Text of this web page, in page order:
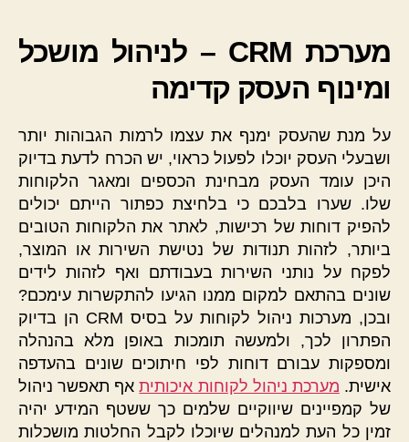
מערכת CRM – לניהול מושכל
ומינוף העסק קדימה
על מנת שהעסק ימנף את עצמו לרמות הגבוהות יותר
ושבעלי העסק יוכלו לפעול כראוי, יש הכרח לדעת בדיוק
היכן עומד העסק מבחינת הכספים ומאגר הלקוחות
שלו. שערו בלבכם כי בלחיצת כפתור הייתם יכולים
להפיק דוחות של רכישות, לאתר את הלקוחות הטובים
ביותר, לזהות תנודות של נטישת השירות או המוצר,
לפקח על נותני השירות בעבודתם ואף לזהות לידים
שונים בהתאם למקום ממנו הגיעו להתקשרות עימכם?
ובכן, מערכות ניהול לקוחות על בסיס CRM הן בדיוק
הפתרון לכך, ולמעשה תומכות באופן מלא בהנהלה
ומספקות עבורם דוחות לפי חיתוכים שונים בהעדפה
אישית. מערכת ניהול לקוחות איכותיתאף תאפשר ניהול
של קמפיינים שיווקיים שלמים כך ששטף המידע יהיה
זמין כל העת למנהלים שיוכלו לקבל החלטות מושכלות